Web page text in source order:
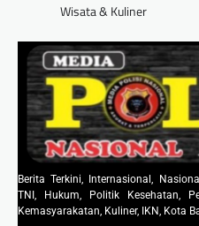
Wisata & Kuliner
Berita Terkini, Internasional,
TNI, Hukum, Politik Kesehatan,
Kemasyarakatan, Kuliner, IKN, Kota